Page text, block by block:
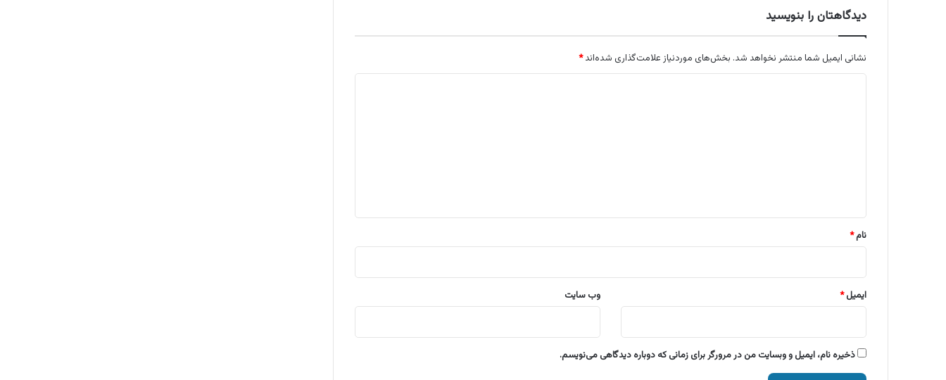
دیدگاهتان را بنویسید
نشانی ایمیل شما منتشر نخواهد شد. بخش‌های موردنیاز علامت‌گذاری شده‌اند*
نام*
ایمیل* وب‌ سایت
ذخیره نام، ایمیل و وبسایت من در مرورگر برای زمانی که دوباره دیدگاهی می‌نویسم.